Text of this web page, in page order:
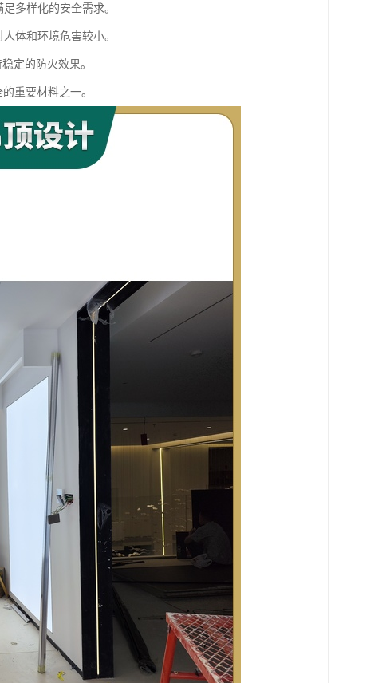
多样化的安全需求。
体和环境危害较小。
定的防火效果。
重要材料之一。